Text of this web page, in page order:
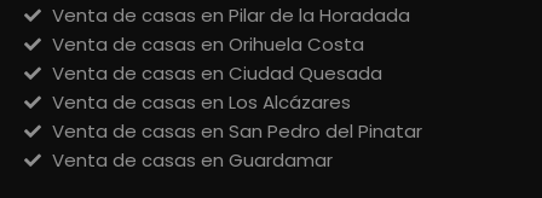
Venta de casas en Pilar de la Horadada
Venta de casas en Orihuela Costa
Venta de casas en Ciudad Quesada
Venta de casas en Los Alcázares
Venta de casas en San Pedro del Pinatar
Venta de casas en Guardamar